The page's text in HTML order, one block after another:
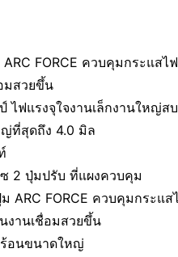
FORCE ควบคุมกระแส
มสวยขึ้น
ไฟแรงจุใจงานเล็กงานใหญ่ส
ญ่ที่สุดถึง 4.0 มิล
2 ปุ่มปรับ ที่แผงควบคุม
ARC FORCE ควบคุมกระแ
งานเชื่อมสวยขึ้น
อนขนาดใหญ่